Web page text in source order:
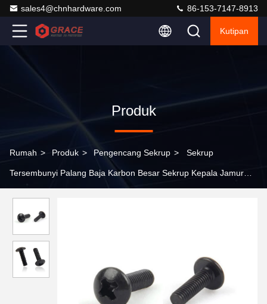
sales4@chnhardware.com 86-153-7147-8913
Kutipan
Produk
Rumah > Produk > Pengencang Sekrup > Sekrup
Tersembunyi Palang Baja Karbon Besar Sekrup Kepala Jamur